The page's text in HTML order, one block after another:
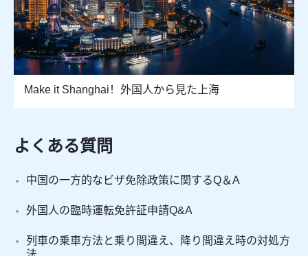
Make it Shanghai！外国人から見た上海
よくある質問
中国の一方的なビザ免除政策に関するQ＆A
外国人の臨時運転免許証申請Q&A
列車の乗車方法と乗り間違え、降り間違え時の対処方